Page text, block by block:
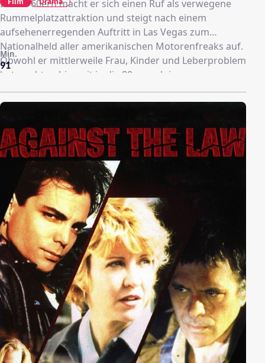
In den 60ern macht er sich einen Ruf als verwegene
Rummelplatzattraktion und steigt nach einem
aufsehenerregenden Auftritt in Las Vegas zum
Nationalheld aller amerikanischen Motorenfreaks auf.
Obwohl er mittlerweile Frau, Kinder und Leberproblem
hat, sucht er bis weit in die 80er nach immer neuen,
spektakulären Herausforderungen.
91
Min.